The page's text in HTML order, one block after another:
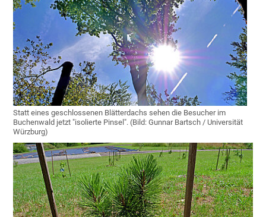
Statt eines geschlossenen Blätterdachs sehen die Besucher im
Buchenwald jetzt "isolierte Pinsel". (Bild: Gunnar Bartsch / Universität
Würzburg)